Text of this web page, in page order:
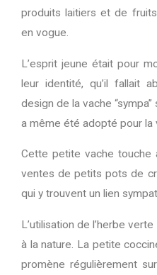
produits laitiers et de
en vogue.
L’esprit jeune était pour
leur identité, qu’il fallait
design de la vache
a même été adopté pour la
Cette petite vache touche
ventes de petits pots de
qui y trouvent un lien
L’utilisation de l’herbe
à la nature. La petite
promène régulièrement